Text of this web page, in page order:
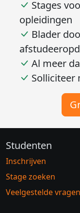
Stages
opleidingen
Blader
Al meer
Solliciteer
Studenten
Inschrijven
Stage zoeken
Veelgestelde vragen